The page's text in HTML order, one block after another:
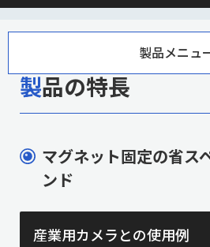
製品メニュ
製品の特長
マグネット固定の省ス
ンド
産業用カメラとの使用例